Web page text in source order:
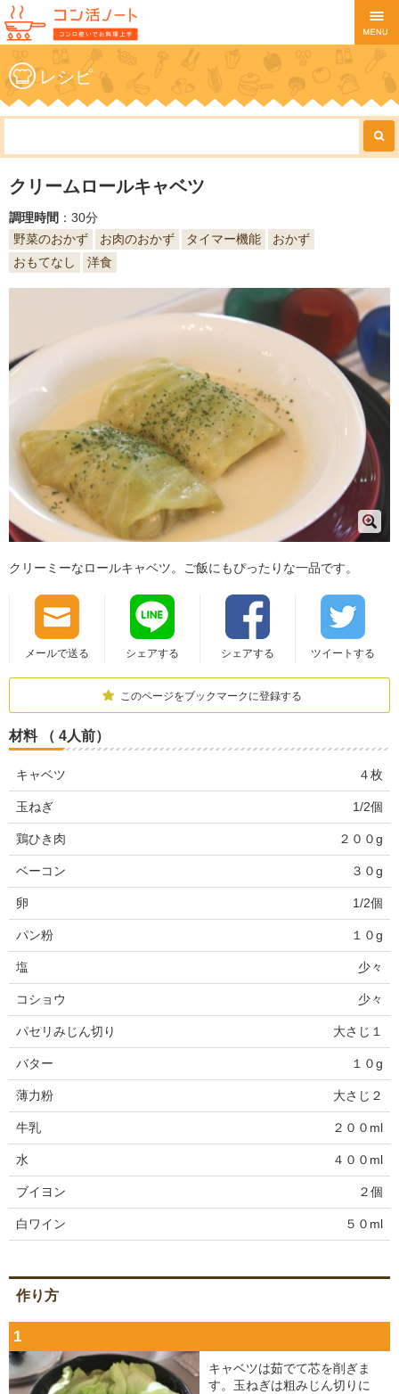
レシピ
クリームロールキャベツ
調理時間 ：30分
野菜のおかず
お肉のおかず タイマー機能
おかず
おもてなし
洋食
クリーミーなロールキャベツ。ご飯にもぴったりな一品です。
メールで送る シェアする シェアする ツイートする
このページをブックマークに登録する
材料 （ 4人前）
キャベツ ４枚
玉ねぎ 1/2個
鶏ひき肉 ２００g
ベーコン ３０g
卵 1/2個
パン粉 １０g
塩 少々
コショウ 少々
パセリみじん切り 大さじ１
バター １０g
薄力粉 大さじ２
牛乳 ２００ml
水 ４００ml
ブイヨン ２個
白ワイン ５０ml
作り方
1
キャベツは茹でて芯を削ぎま
す。玉ねぎは粗みじん切りに